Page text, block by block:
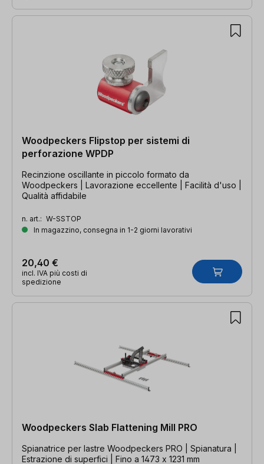
Woodpeckers Flipstop per sistemi di
perforazione WPDP
Recinzione oscillante in piccolo formato da
Woodpeckers | Lavorazione eccellente | Facilità d'uso |
Qualità affidabile
n. art.: W-SSTOP
In magazzino, consegna in 1-2 giorni lavorativi
20,40 €
incl. IVA più costi di
spedizione
Woodpeckers Slab Flattening Mill PRO
Spianatrice per lastre Woodpeckers PRO | Spianatura |
Estrazione di superfici | Fino a 1473 x 1231 mm